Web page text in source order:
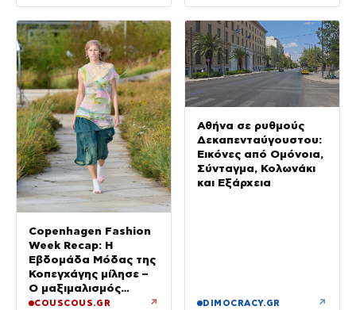
Copenhagen Fashion
Week Recap: Η
Εβδομάδα Μόδας της
Κοπεγχάγης μίλησε –
Ο μαξιμαλισμός
επιστρέφει
COUSCOUS.GR ↗
Αθήνα σε ρυθμούς
Δεκαπενταύγουστου:
Εικόνες από Ομόνοια,
Σύνταγμα, Κολωνάκι
και Εξάρχεια
DIMOCRACY.GR ↗